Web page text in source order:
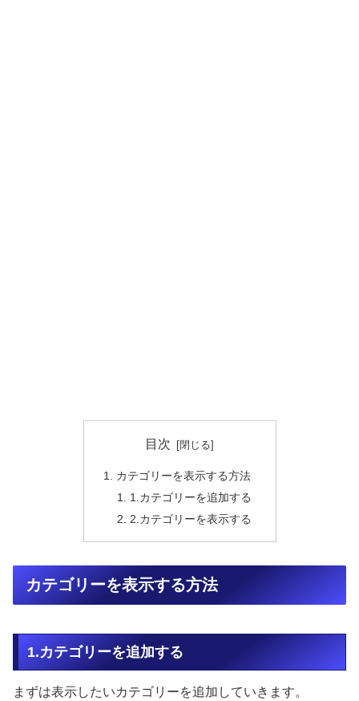
目次
カテゴリーを表示する方法
1.カテゴリーを追加する
2.カテゴリーを表示する
カテゴリーを表示する方法
1.カテゴリーを追加する
まずは表示したいカテゴリーを追加していきます。